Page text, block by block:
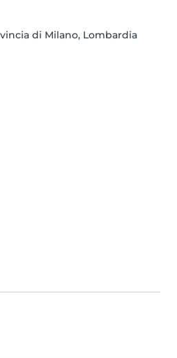
di Milano, Lombardia